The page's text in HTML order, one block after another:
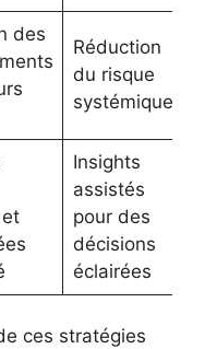
des
Réduction
du risque
systémique
Insights
assistés
pour des
décisions
éclairées
ces stratégies